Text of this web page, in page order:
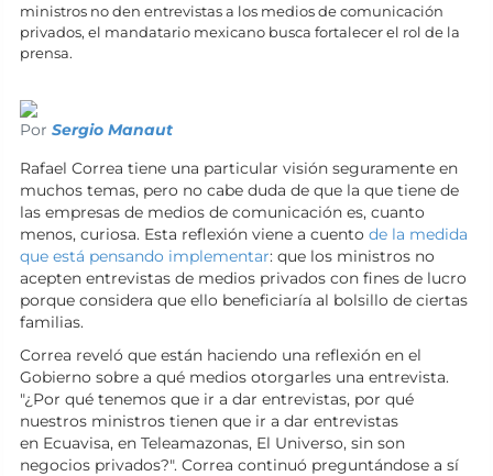
ministros no den entrevistas a los medios de comunicación
privados, el mandatario mexicano busca fortalecer el rol de la
prensa.
Por Sergio Manaut
Rafael Correa tiene una particular visión seguramente en
muchos temas, pero no cabe duda de que la que tiene de
las empresas de medios de comunicación es, cuanto
menos, curiosa. Esta reflexión viene a cuento de la medida
que está pensando implementar: que los ministros no
acepten entrevistas de medios privados con fines de lucro
porque considera que ello beneficiaría al bolsillo de ciertas
familias.
Correa reveló que están haciendo una reflexión en el
Gobierno sobre a qué medios otorgarles una entrevista.
"¿Por qué tenemos que ir a dar entrevistas, por qué
nuestros ministros tienen que ir a dar entrevistas
en Ecuavisa, en Teleamazonas, El Universo, sin son
negocios privados?". Correa continuó preguntándose a sí